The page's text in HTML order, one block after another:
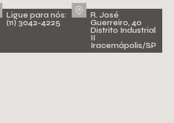
Ligue para nós:
(11) 3042-4225
R. José
Guerreiro, 40
Distrito Industrial
II
Iracemápolis/SP